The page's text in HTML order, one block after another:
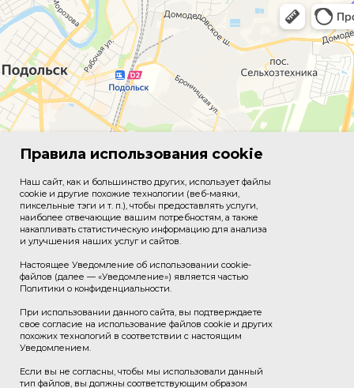
Правила использования cookie
Наш сайт, как и большинство других, использует файлы
cookie и другие похожие технологии (веб-маяки,
пиксельные тэги и т. п.), чтобы предоставлять услуги,
наиболее отвечающие вашим потребностям, а также
накапливать статистическую информацию для анализа
и улучшения наших услуг и сайтов.
Настоящее Уведомление об использовании cookie-
файлов (далее — «Уведомление») является частью
Политики о конфиденциальности.
При использовании данного сайта, вы подтверждаете
свое согласие на использование файлов cookie и других
похожих технологий в соответствии с настоящим
Уведомлением.
Если вы не согласны, чтобы мы использовали данный
тип файлов, вы должны соответствующим образом